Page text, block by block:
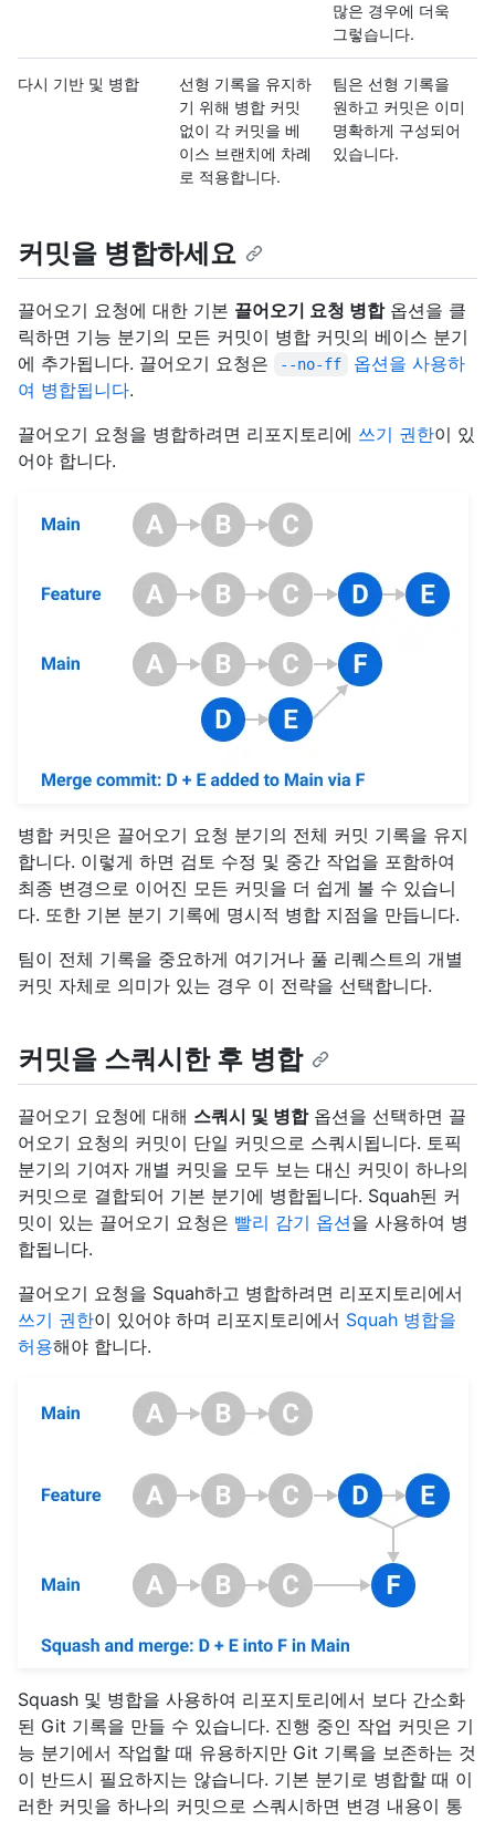
많은 경우에 더욱
그렇습니다.
다시 기반 및 병합
선형 기록을 유지하
기 위해 병합 커밋
없이 각 커밋을 베
이스 브랜치에 차례
로 적용합니다.
팀은 선형 기록을
원하고 커밋은 이미
명확하게 구성되어
있습니다.
커밋을 병합하세요
끌어오기 요청에 대한 기본 끌어오기 요청 병합옵션을 클
릭하면 기능 분기의 모든 커밋이 병합 커밋의 베이스 분기
에 추가됩니다. 끌어오기 요청은
--no-ff
옵션을 사용하
여 병합됩니다.
끌어오기 요청을 병합하려면 리포지토리에 쓰기 권한이 있
어야 합니다.
병합 커밋은 끌어오기 요청 분기의 전체 커밋 기록을 유지
합니다. 이렇게 하면 검토 수정 및 중간 작업을 포함하여
최종 변경으로 이어진 모든 커밋을 더 쉽게 볼 수 있습니
다. 또한 기본 분기 기록에 명시적 병합 지점을 만듭니다.
팀이 전체 기록을 중요하게 여기거나 풀 리퀘스트의 개별
커밋 자체로 의미가 있는 경우 이 전략을 선택합니다.
커밋을 스쿼시한 후 병합
끌어오기 요청에 대해 스쿼시 및 병합옵션을 선택하면 끌
어오기 요청의 커밋이 단일 커밋으로 스쿼시됩니다. 토픽
분기의 기여자 개별 커밋을 모두 보는 대신 커밋이 하나의
커밋으로 결합되어 기본 분기에 병합됩니다. Squah된 커
밋이 있는 끌어오기 요청은 빨리 감기 옵션을 사용하여 병
합됩니다.
끌어오기 요청을 Squah하고 병합하려면 리포지토리에서
쓰기 권한이 있어야 하며 리포지토리에서 Squah 병합을
허용해야 합니다.
Squash 및 병합을 사용하여 리포지토리에서 보다 간소화
된 Git 기록을 만들 수 있습니다. 진행 중인 작업 커밋은 기
능 분기에서 작업할 때 유용하지만 Git 기록을 보존하는 것
이 반드시 필요하지는 않습니다. 기본 분기로 병합할 때 이
러한 커밋을 하나의 커밋으로 스쿼시하면 변경 내용이 통